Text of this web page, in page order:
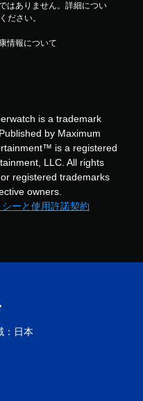
はありません。詳細につい
ださい。
情報について
is a trademark
by Maximum
is a registered
LLC. All rights
registered trademarks
owners.
ーと使用許諾契約
：日本